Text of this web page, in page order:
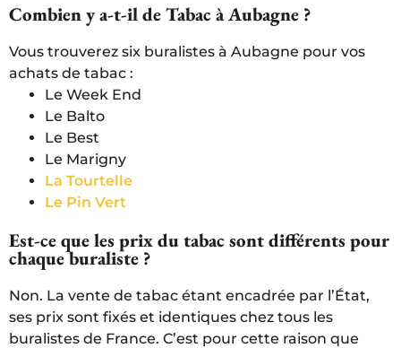
Combien y a-t-il de Tabac à Aubagne ?
Vous trouverez six buralistes à Aubagne pour vos
achats de tabac :
Le Week End
Le Balto
Le Best
Le Marigny
La Tourtelle
Le Pin Vert
Est-ce que les prix du tabac sont différents pour
chaque buraliste ?
Non. La vente de tabac étant encadrée par l’État,
ses prix sont fixés et identiques chez tous les
buralistes de France. C’est pour cette raison que